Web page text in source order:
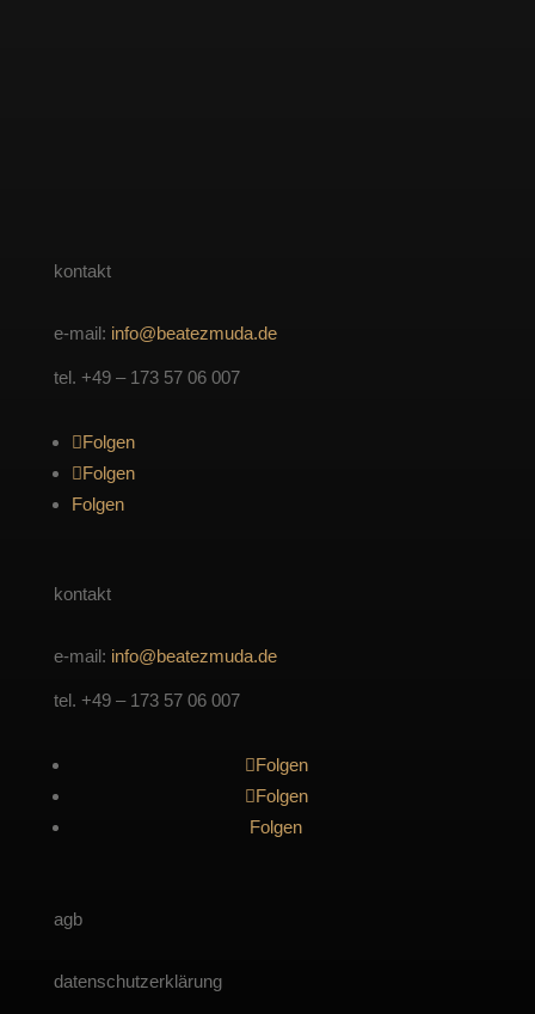
kontakt
e-mail: info@beatezmuda.de
tel. +49 – 173 57 06 007
Folgen
Folgen
Folgen
kontakt
e-mail: info@beatezmuda.de
tel. +49 – 173 57 06 007
Folgen
Folgen
Folgen
agb
datenschutzerklärung